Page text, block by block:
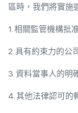
區時，我們將實施
1. 相關監管機構批
2. 具有約束力的公
3. 資料當事人的明
4. 其他法律認可的